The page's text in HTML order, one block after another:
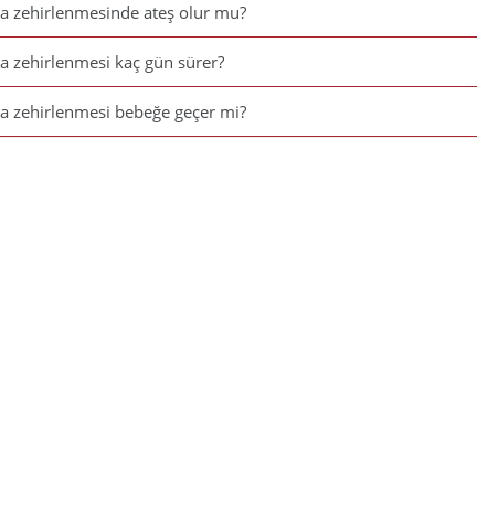
zehirlenmesinde ateş olur mu?
zehirlenmesi kaç gün sürer?
zehirlenmesi bebeğe geçer mi?